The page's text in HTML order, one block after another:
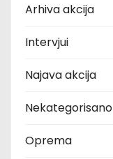
Arhiva akcija
Intervjui
Najava akcija
Nekategorisano
Oprema